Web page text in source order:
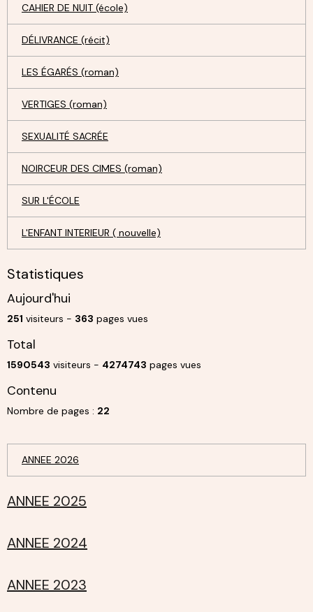
CAHIER DE NUIT (école)
DÉLIVRANCE (récit)
LES ÉGARÉS (roman)
VERTIGES (roman)
SEXUALITÉ SACRÉE
NOIRCEUR DES CIMES (roman)
SUR L'ÉCOLE
L'ENFANT INTERIEUR ( nouvelle)
Statistiques
Aujourd'hui
251 visiteurs - 363 pages vues
Total
1590543 visiteurs - 4274743 pages vues
Contenu
Nombre de pages : 22
ANNEE 2026
ANNEE 2025
ANNEE 2024
ANNEE 2023